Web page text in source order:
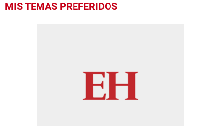
MIS TEMAS PREFERIDOS